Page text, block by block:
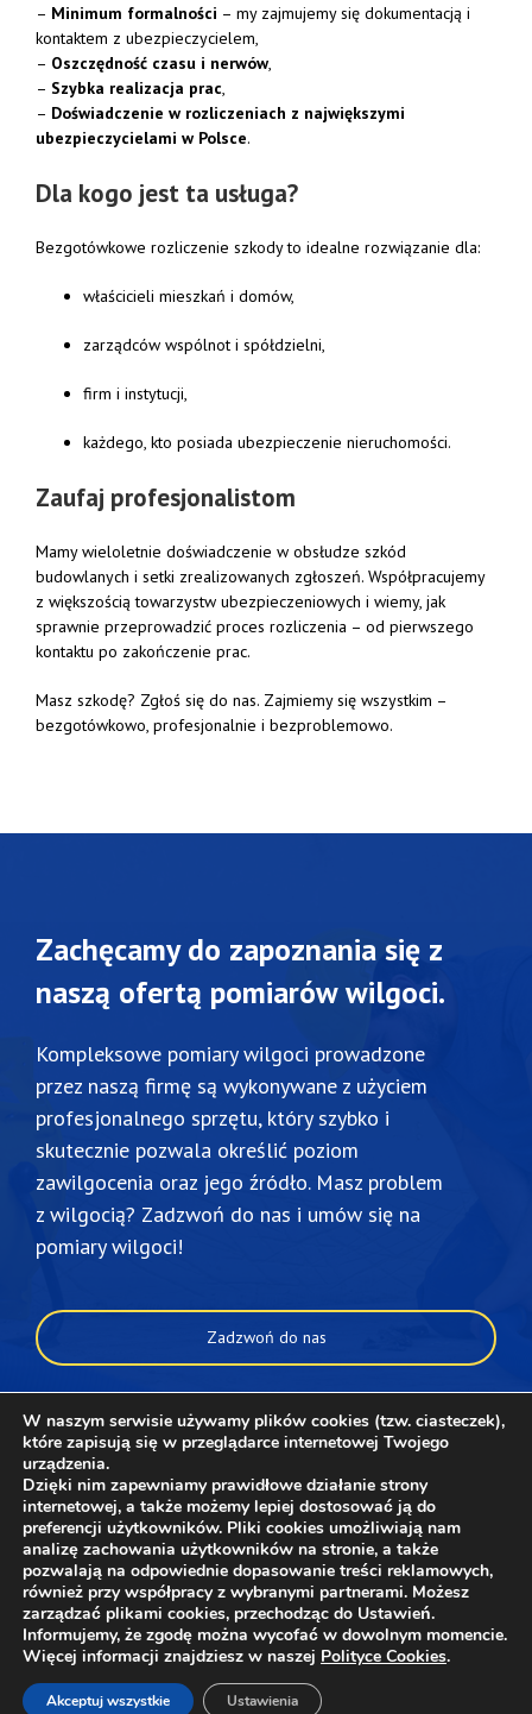
– Minimum formalności – my zajmujemysię dokumentacją i
kontaktem z ubezpieczycielem,
– Oszczędność czasu i nerwów,
– Szybka realizacja prac,
– Doświadczenie w rozliczeniach z największymi
ubezpieczycielami w Polsce.
Dla kogo jest ta usługa?
Bezgotówkowe rozliczenie szkodyto idealne rozwiązanie dla:
właścicieli mieszkań i domów,
zarządców wspólnot i spółdzielni,
firm i instytucji,
każdego, kto posiada ubezpieczenie nieruchomości.
Zaufaj profesjonalistom
Mamywieloletnie doświadczenie w obsłudze szkód
budowlanych i setki zrealizowanych zgłoszeń. Współpracujemy
z większościątowarzystw ubezpieczeniowych i wiemy, jak
sprawnie przeprowadzić proces rozliczenia – od pierwszego
kontaktu po zakończenie prac.
Masz szkodę? Zgłoś się do nas. Zajmiemysię wszystkim –
bezgotówkowo, profesjonalnie i bezproblemowo.
Zachęcamy do zapoznania się z
naszą ofertą pomiarów wilgoci.
Kompleksowe pomiary wilgoci prowadzone
przez naszą firmę są wykonywane z użyciem
profesjonalnego sprzętu, który szybko i
skutecznie pozwala określić poziom
zawilgocenia oraz jego źródło. Masz problem
z wilgocią? Zadzwoń do nas i umów się na
pomiary wilgoci!
Zadzwoń do nas
Napisz do nas
Copyright © 2022 PROFHOUSE - Lokalizacja wycieków Kraków -
Osuszanie budynków - Termowizja |Wykonanie: CashCode|
Polityka prywatności|Polityka Cookies
YouTubeInstagramTwitter
W naszym serwisie używamy plików cookies (tzw. ciasteczek),
które zapisują się w przeglądarce internetowej Twojego
urządzenia.
Dzięki nim zapewniamy prawidłowe działanie strony
internetowej, a także możemy lepiej dostosować ją do
preferencji użytkowników. Pliki cookies umożliwiają nam
analizę zachowania użytkowników na stronie, a także
pozwalają na odpowiednie dopasowanie treści reklamowych,
również przy współpracy z wybranymi partnerami. Możesz
zarządzać plikami cookies, przechodząc do Ustawień.
Informujemy, że zgodę można wycofać w dowolnym momencie.
Więcej informacji znajdziesz w naszej Polityce Cookies.
Akceptuj wszystkie Ustawienia